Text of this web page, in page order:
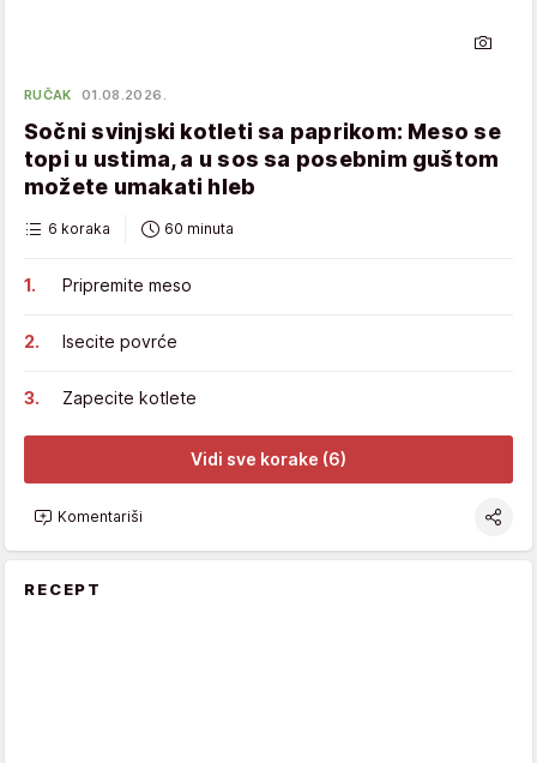
RUČAK 01.08.2026.
Sočni svinjski kotleti sa paprikom: Meso se
topi u ustima, a u sos sa posebnim guštom
možete umakati hleb
6 koraka 60 minuta
Pripremite meso
Isecite povrće
Zapecite kotlete
Vidi sve korake (6)
Komentariši
RECEPT